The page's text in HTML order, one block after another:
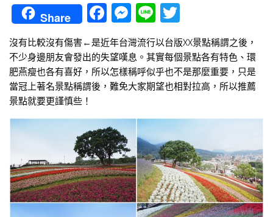
Share Facebook
Messenger
Line
沒有比較沒有傷害←是近年台灣流行以台版XX景點稱謂之後，
不少身邊朋友會發出的失望嘆息。其實每個景點各有特色、環
肥燕瘦也各有喜好，所以怎樣稱呼似乎也不是那麼重要，只是
當冠上著名景點稱謂後，難免大家期望也相對拉高，所以推薦
景點就要更謹慎些！